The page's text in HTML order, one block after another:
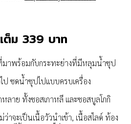
ต็ม 339 บาท
มาพร้อมกับกระทะย่างที่มีหลุมน้ำซุป
ไป ซดน้ำซุปไปแบบครบเครื่อง
ลาย ทั้งซอสเกาหลี และซอสบูลโกกิ
าจะเป็นเนื้อวัวนำเข้า, เนื้อสไลด์ ท้อง